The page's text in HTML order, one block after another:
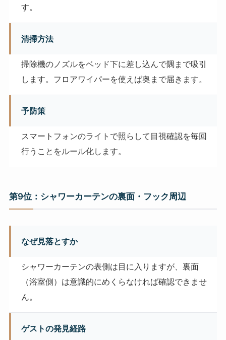
す。
清掃方法
掃除機のノズルをベッド下に差し込んで隅まで吸引
します。フロアワイパーを使えば奥まで届きます。
予防策
スマートフォンのライトで照らして目視確認を毎回
行うことをルール化します。
第9位：シャワーカーテンの裏面・フック周辺
なぜ見落とすか
シャワーカーテンの表側は目に入りますが、裏面
（浴室側）は意識的にめくらなければ確認できませ
ん。
ゲストの発見経路